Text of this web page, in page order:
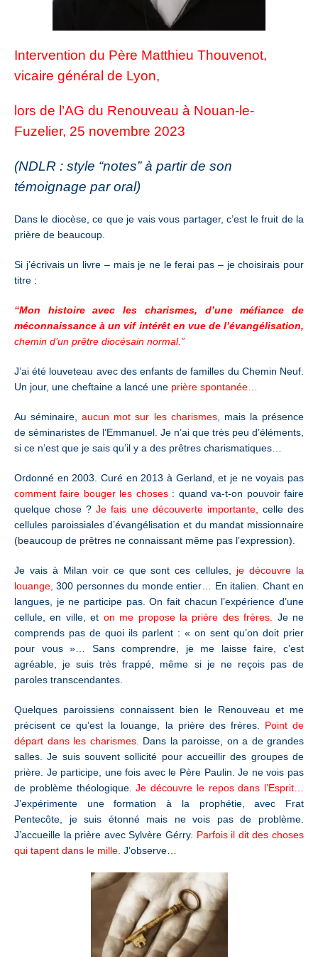
Intervention du Père Matthieu Thouvenot,
vicaire général de Lyon,
lors de l’AG du Renouveau à Nouan-le-
Fuzelier, 25 novembre 2023
(NDLR : style “notes” à partir de son
témoignage par oral)
Dans le diocèse, ce que je vais vous partager, c’est le fruit de la
prière de beaucoup.
Si j’écrivais un livre – mais je ne le ferai pas – je choisirais pour
titre :
“Mon histoire avec les charismes, d’une méfiance de
méconnaissance à un vif intérêt en vue de l’évangélisation,
chemin d’un prêtre diocésain normal.”
J’ai été louveteau avec des enfants de familles du Chemin Neuf.
Un jour, une cheftaine a lancé une prière spontanée…
Au séminaire,aucun mot sur les charismes,
mais la présence
de séminaristes de l’Emmanuel. Je n’ai que très peu d’éléments,
si ce n’est que je sais qu’il y a des prêtres charismatiques…
Ordonné en 2003. Curé en 2013 à Gerland, et je ne voyais pas
comment faire bouger les choses: quand va-t-on pouvoir faire
quelque chose ?Je fais une découverte importante,
celle des
cellules paroissiales d’évangélisation et du mandat missionnaire
(beaucoup de prêtres ne connaissant même pas l’expression).
Je vais à Milan voir ce que sont ces cellules, je découvre la
louange, 300 personnes du monde entier… En italien. Chant en
langues, je ne participe pas. On fait chacun l’expérience d’une
cellule, en ville, et on me propose la prière des frères.
Je ne
comprends pas de quoi ils parlent : « on sent qu’on doit prier
pour vous »… Sans comprendre, je me laisse faire, c’est
agréable, je suis très frappé, même si je ne reçois pas de
paroles transcendantes.
Quelques paroissiens connaissent bien le Renouveau et me
précisent ce qu’est la louange, la prière des frères. Point de
départ dans les charismes.
Dans la paroisse, on a de grandes
salles. Je suis souvent sollicité pour accueillir des groupes de
prière. Je participe, une fois avec le Père Paulin. Je ne vois pas
de problème théologique.Je découvre le repos dans l’Esprit…
J’expérimente une formation à la prophétie, avec Frat
Pentecôte, je suis étonné mais ne vois pas de problème.
J’accueille la prière avec Sylvère Gérry. Parfois il dit des choses
qui tapent dans le mille. J’observe…